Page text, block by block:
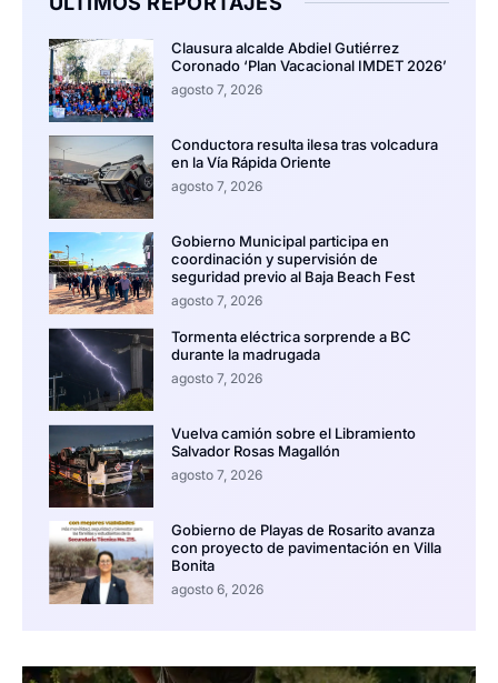
Clausura alcalde Abdiel Gutiérrez
Coronado ‘Plan Vacacional IMDET 2026’
agosto 7, 2026
Conductora resulta ilesa tras volcadura
en la Vía Rápida Oriente
agosto 7, 2026
Gobierno Municipal participa en
coordinación y supervisión de
seguridad previo al Baja Beach Fest
agosto 7, 2026
Tormenta eléctrica sorprende a BC
durante la madrugada
agosto 7, 2026
Vuelva camión sobre el Libramiento
Salvador Rosas Magallón
agosto 7, 2026
Gobierno de Playas de Rosarito avanza
con proyecto de pavimentación en Villa
Bonita
agosto 6, 2026